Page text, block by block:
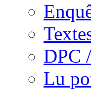
DPC
Lu